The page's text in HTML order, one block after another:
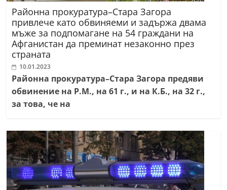
Районна прокуратура–Стара Загора
привлече като обвиняеми и задържа двама
мъже за подпомагане на 54 граждани на
Афганистан да преминат незаконно през
страната
10.01.2023
Районна прокуратура–Стара Загора предяви
обвинение на Р.М., на 61 г., и на К.Б., на 32 г.,
за това, че на